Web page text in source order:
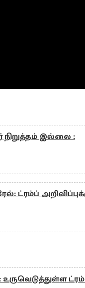
நிறுத்தம் இல்லை :
ட்ரம்ப்
உருவெடுத்துள்ள